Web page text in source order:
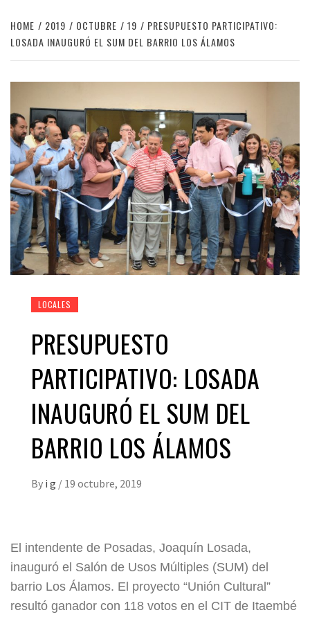
HOME 2019 OCTUBRE 19
PRESUPUESTO PARTICIPATIVO:
LOSADA INAUGURÓ EL SUM DEL BARRIO LOS ÁLAMOS
LOCALES
PRESUPUESTO
PARTICIPATIVO: LOSADA
INAUGURÓ EL SUM DEL
BARRIO LOS ÁLAMOS
By i g / 19 octubre, 2019
El intendente de Posadas, Joaquín Losada,
inauguró el Salón de Usos Múltiples (SUM) del
barrio Los Álamos. El proyecto “Unión Cultural”
resultó ganador con 118 votos en el CIT de Itaembé